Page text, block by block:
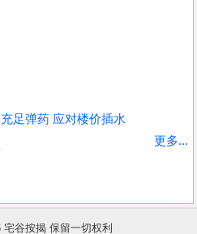
足弹药 应对楼价插水
更多...
谷按揭 保留一切权利